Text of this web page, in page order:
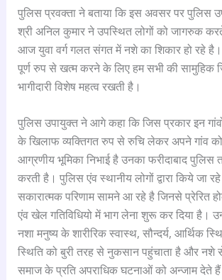
पुलिस प्रवक्ता ने बताया कि इस अवसर पर पुलिस
श्री अनिल कुमार ने उपस्थित लोगों को जागरुक
आज युवा वर्ग गलत संगत में नशे का शिकार हो रहे
पूर्ण रुप से खत्म करने के लिए हम सभी की सामुहिक
भागीदारी विशेष महत्व रखती है।
पुलिस उपायुक्त ने आगे कहा कि जिस प्रकार इन
के खिलाफ व्यक्तिगत रुप से रुचि लेकर अपने गांव
आग्रणीय भूमिका निभाई है उनका फरीदाबाद पुलिस
करती है। पुलिस एंव स्थानीय लोगों द्वारा किये जा
सकारात्मक परिणाम सामने आ रहे है जिनसे प्रेरित
एंव खेल गतिविधियो में भाग लेना शुरू कर दिया है।
नशा मनुष्य के शारीरिक स्वास्थ, सौन्दर्य, आर्थिक
स्थिति को बुरी तरह से नुकसान पहुंचाता है और नशे
समाज के प्रति अपराधिक घटनाओं को अन्जाम देते